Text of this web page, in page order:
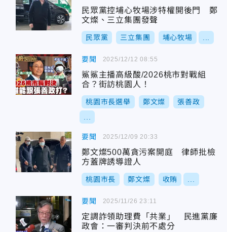
民眾黨控埔心牧場涉特權開後門 鄭
文燦、三立集團發聲
民眾黨 三立集團 埔心牧場
要聞
鯊鯊主播高級酸/2026桃市對戰組
合？街訪桃園人！
桃園市長選舉 鄭文燦 張善政
2025/12/12 08:55
要聞
鄭文燦500萬貪污案開庭 律師批檢
方蓋牌誘導證人
桃園市長 鄭文燦 收賄
2025/12/09 20:33
要聞
定調詐領助理費「共業」 民進黨廉
政會：一審判決前不處分
2025/11/26 23:11